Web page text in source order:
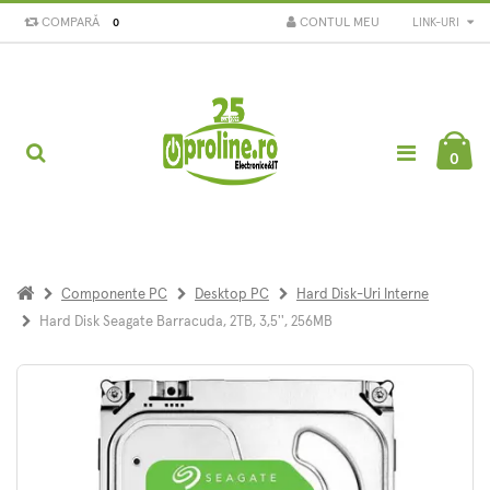
COMPARĂ 0 LINK-URI
CONTUL MEU
0
Componente PC Desktop PC
Hard Disk-Uri Interne
Hard Disk Seagate Barracuda, 2TB, 3,5'', 256MB